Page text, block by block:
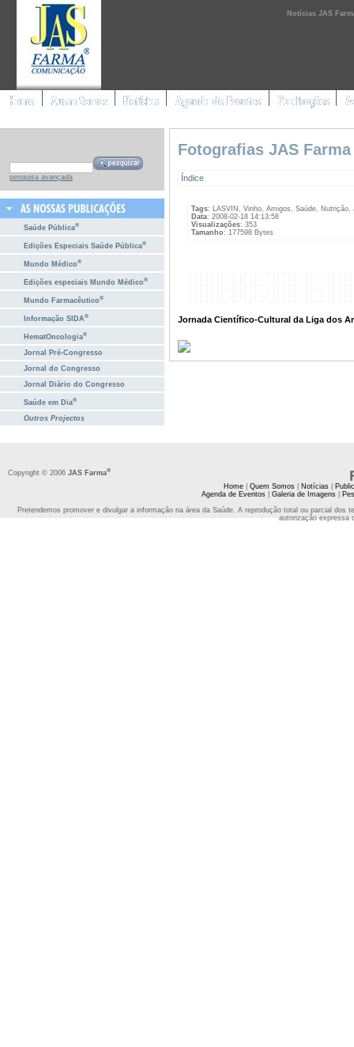
Notícias JAS
pesquisa avançada
Saúde Pública®
Edições Especiais Saúde Pública®
Mundo Médico®
Edições especiais Mundo Médico®
Mundo Farmacêutico®
Informação SIDA®
HematOncologia®
Jornal Pré-Congresso
Jornal do Congresso
Jornal Diário do Congresso
Saúde em Dia®
Outros Projectos
Fotografias JAS
Índice
Tags: LASVIN, Vinho, Amigos, Saúde,
Data: 2008-02-18 14:13:58
Visualizações: 353
Tamanho: 177598 Bytes
Jornada Científico-Cultural da Liga dos
Copyright © 2006 JAS Farma®
Home| Quem Somos| Notícias|
Agenda de Eventos| Galeria de Imagens|
Pretendemos promover e divulgar a informação na área da Saúde. A reprodução total ou parcial
autorização expressa